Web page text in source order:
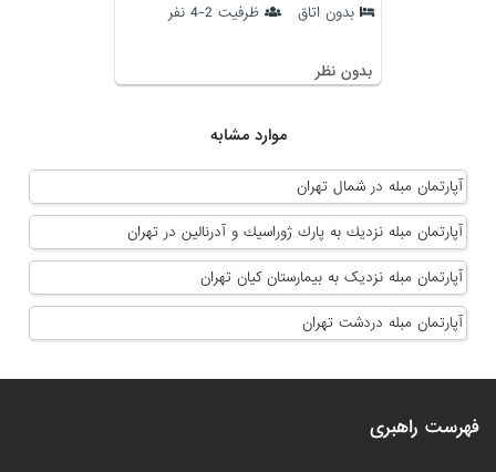
بدون اتاق ظرفیت 2-4 نفر
بدون نظر
موارد مشابه
آپارتمان مبله در شمال تهران
آپارتمان مبله نزديك به پارك ژوراسيك و آدرنالين در تهران
آپارتمان مبله نزدیک به بیمارستان کیان تهران
آپارتمان مبله دردشت تهران
فهرست راهبری